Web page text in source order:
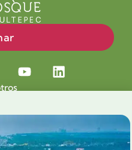
Causa